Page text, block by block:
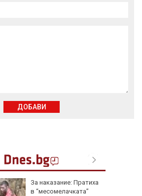
За наказание: Пратиха
в “месомелачката”
ДОБАВИ